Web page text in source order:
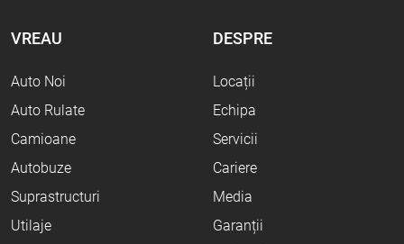
VREAU
Auto Noi
Auto Rulate
Camioane
Autobuze
Suprastructuri
Utilaje
DESPRE
Locații
Echipa
Servicii
Cariere
Media
Garanții